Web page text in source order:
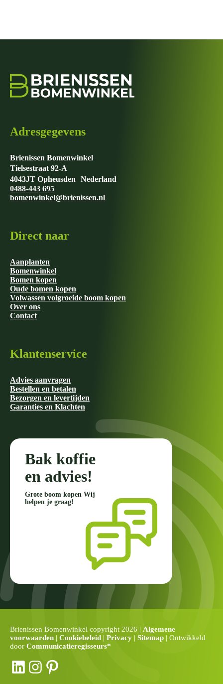
Adresgegevens
Brienissen Bomenwinkel
Tielsestraat 92-A
4043JT Opheusden Nederland
0488-443 695
bomenwinkel@brienissen.nl
Direct naar
Aanplanten
Bomenwinkel
Bomen kopen
Oude bomen kopen
Volwassen volgroeide boom kopen
Over ons
Contact
Klantenservice
Advies aanvragen
Bestellen en betalen
Bezorgen en levertijden
Garanties en Klachten
Bak koffie
en advies!
Grote boom kopen Wij
helpen je graag!
Brienissen Bomenwinkel copyright 2026 | Algemene
voorwaarden | Cookiebeleid | Privacy | Sitemap | Ontwikkeld
door Communicatieregisseurs*
LinkedIn
Instagram
Pinterest